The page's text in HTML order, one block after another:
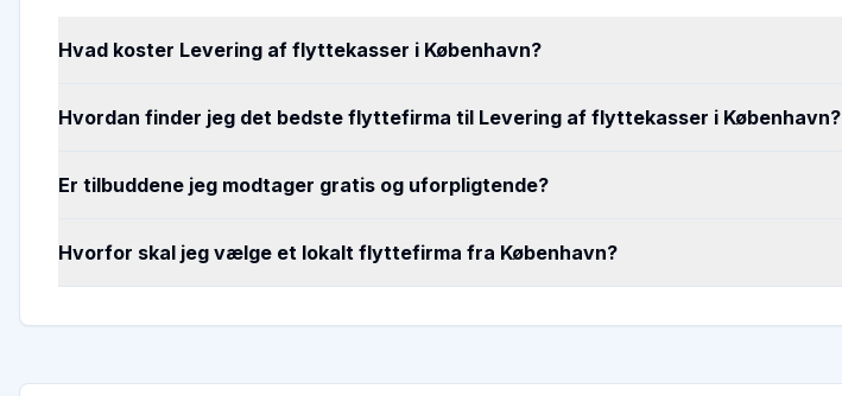
Hvad koster Levering af flyttekasser i København?
Hvordan finder jeg det bedste flyttefirma til Levering af flyttekasser i København?
Er tilbuddene jeg modtager gratis og uforpligtende?
Hvorfor skal jeg vælge et lokalt flyttefirma fra København?